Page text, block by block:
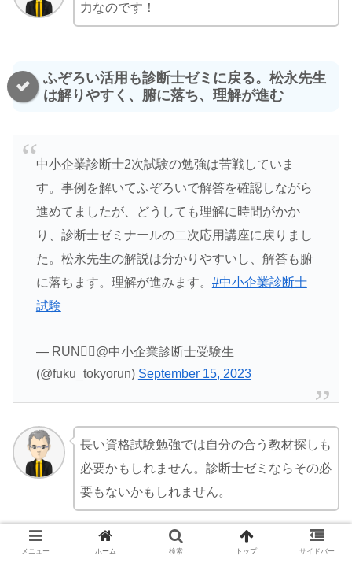
力なのです！
ふぞろい活用も診断士ゼミに戻る。松永先生
は解りやすく、腑に落ち、理解が進む
中小企業診断士2次試験の勉強は苦戦していま
す。事例を解いてふぞろいで解答を確認しながら
進めてましたが、どうしても理解に時間がかか
り、診断士ゼミナールの二次応用講座に戻りまし
た。松永先生の解説は分かりやすいし、解答も腑
に落ちます。理解が進みます。 #中小企業診断士
試験
— RUN🏃‍♂️@中小企業診断士受験生
(@fuku_tokyorun) September 15, 2023
長い資格試験勉強では自分の合う教材探しも
必要かもしれません。診断士ゼミならその必
要もないかもしれません。
メニュー ホーム 検索 トップ サイドバー